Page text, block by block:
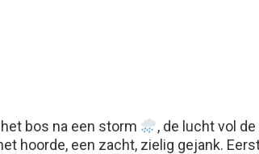
bos na een storm
, de lucht vol
hoorde, een zacht, zielig gejank.